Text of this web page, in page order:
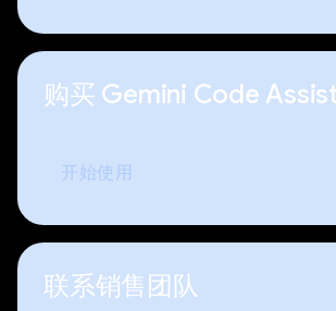
购买 Gemini Code
开始使用
联系销售团队